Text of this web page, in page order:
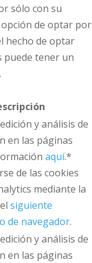
sólo con su
de optar por
hecho de optar
puede tener un
y análisis de
en las páginas
aquí.*
de las cookies
mediante la
siguiente
de navegador.
y análisis de
en las páginas